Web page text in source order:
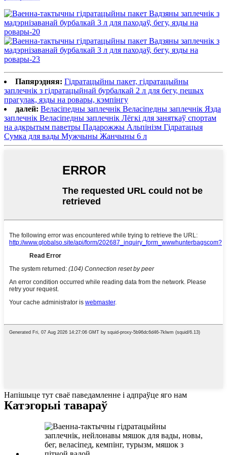
Папярэдняя: Гідратацыйны пакет, гідратацыйны
заплечнік з гідратацыйнай бурбалкай 2 л для бегу, пешых
прагулак, язды на ровары, кэмпінгу
далей: Веласіпедны заплечнік Веласіпедны заплечнік Язда
заплечнік Веласіпедны заплечнік Лёгкі для заняткаў спортам
на адкрытым паветры Падарожжы Альпінізм Гідратацыя
Сумка для вады Мужчыны Жанчыны 6 л
Напішыце тут сваё паведамленне і адпраўце яго нам
Катэгорыі тавараў